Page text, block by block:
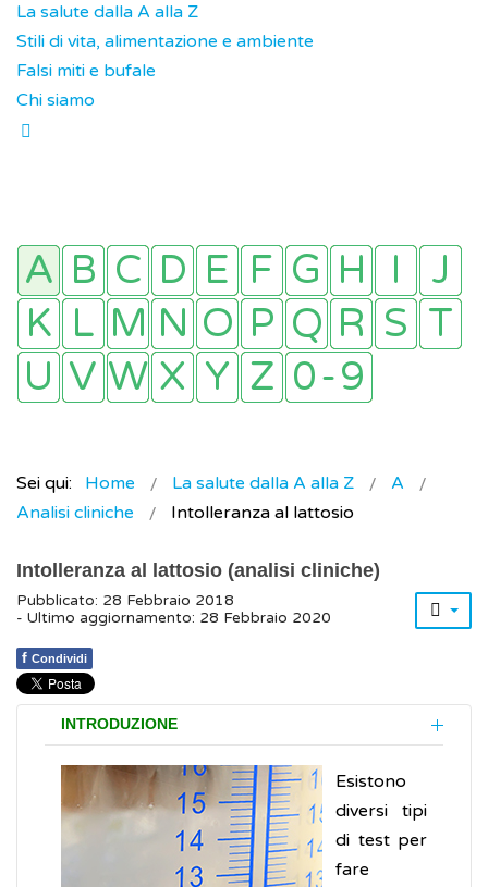
La salute dalla A alla Z
Stili di vita, alimentazione e ambiente
Falsi miti e bufale
Chi siamo
Sei qui: Home La salute dalla A alla Z
A
Analisi cliniche
Intolleranza al lattosio
Intolleranza al lattosio (analisi cliniche)
Pubblicato: 28 Febbraio 2018
- Ultimo aggiornamento: 28 Febbraio 2020
f Condividi
INTRODUZIONE
Esistono
diversi tipi
di test per
fare